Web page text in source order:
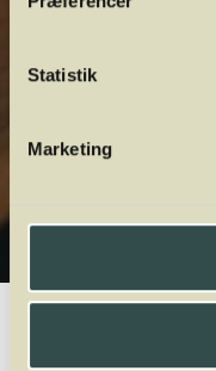
Statistik
Marketing